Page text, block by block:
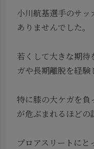
小川航基選手のサ
ありませんでした。
若くして大きな期待
ガや長期離脱を経験
特に膝の大ケガを負
が危ぶまれるほどの
プロアスリートに